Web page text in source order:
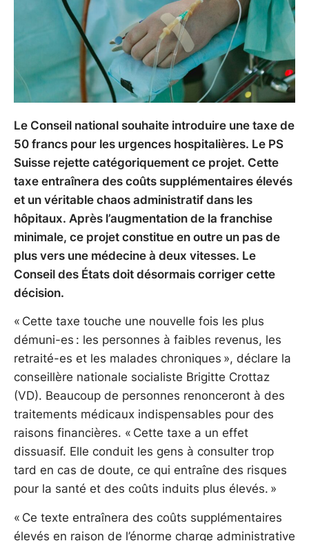
Le Conseil national souhaite introduire une taxe de
50 francs pour les urgences hospitalières. Le PS
Suisse rejette catégoriquement ce projet. Cette
taxe entraînera des coûts supplémentaires élevés
et un véritable chaos administratif dans les
hôpitaux. Après l’augmentation de la franchise
minimale, ce projet constitue en outre un pas de
plus vers une médecine à deux vitesses. Le
Conseil des États doit désormais corriger cette
décision.
« Cette taxe touche une nouvelle fois les plus
démuni-es : les personnes à faibles revenus, les
retraité-es et les malades chroniques », déclare la
conseillère nationale socialiste Brigitte Crottaz
(VD). Beaucoup de personnes renonceront à des
traitements médicaux indispensables pour des
raisons financières. « Cette taxe a un effet
dissuasif. Elle conduit les gens à consulter trop
tard en cas de doute, ce qui entraîne des risques
pour la santé et des coûts induits plus élevés. »
« Ce texte entraînera des coûts supplémentaires
élevés en raison de l’énorme charge administrative